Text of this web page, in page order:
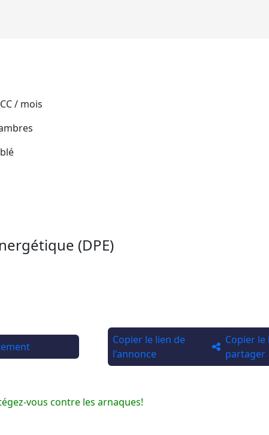
/ mois
(DPE)
Copier le lien de
l'annonce
Copier
partager
vous contre les arnaques!